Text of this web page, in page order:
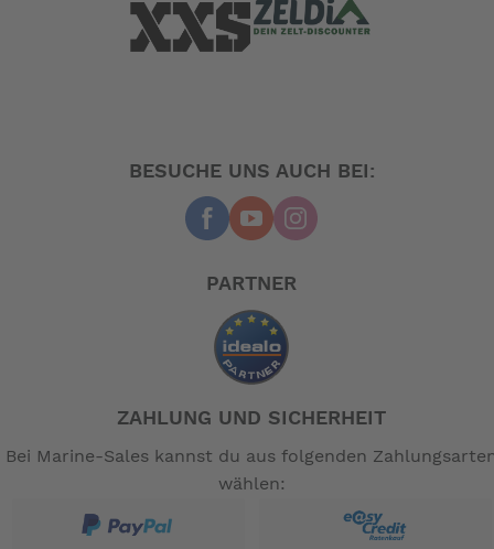
BESUCHE UNS AUCH BEI:
PARTNER
ZAHLUNG UND SICHERHEIT
Bei Marine-Sales kannst du aus folgenden
wählen: